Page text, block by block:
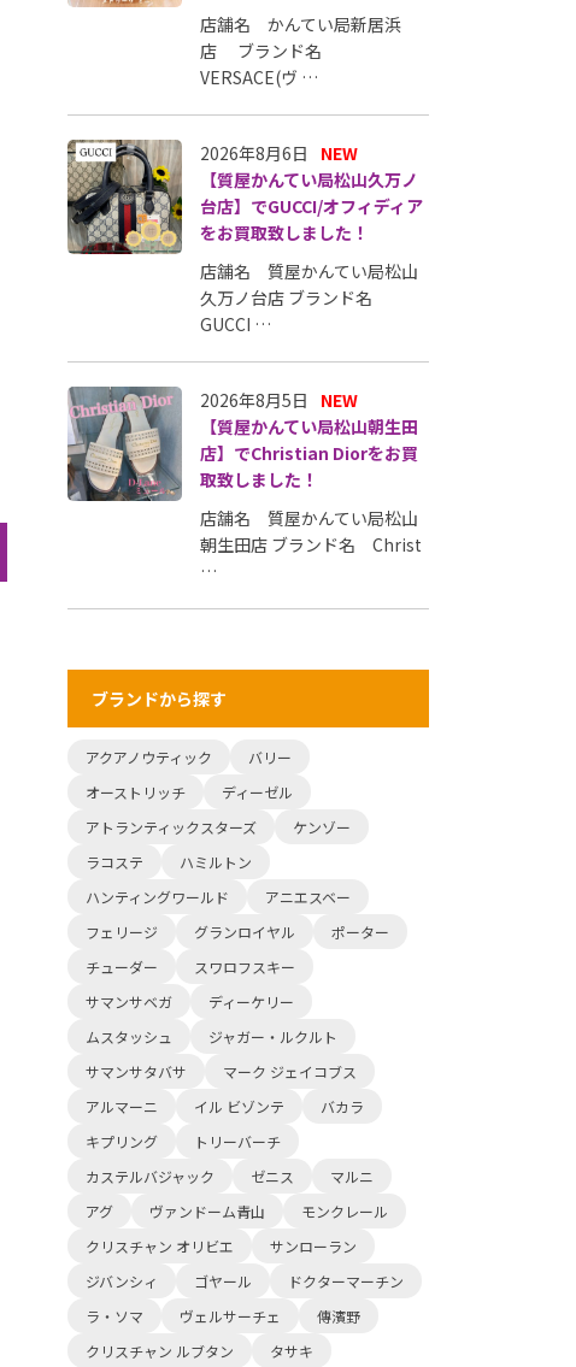
店舗名 かんてい局新居浜
店 ブランド名
VERSACE(ヴ …
2026年8月6日
NEW
【質屋かんてい局松山久万ノ
台店】でGUCCI/オフィディア
をお買取致しました！
店舗名 質屋かんてい局松山
久万ノ台店 ブランド名
GUCCI …
2026年8月5日
NEW
【質屋かんてい局松山朝生田
店】でChristian Diorをお買
取致しました！
店舗名 質屋かんてい局松山
朝生田店 ブランド名 Christ
…
ブランドから探す
アクアノウティック
バリー
オーストリッチ
ディーゼル
アトランティックスターズ
ケンゾー
ラコステ
ハミルトン
ハンティングワールド
アニエスベー
フェリージ
グランロイヤル
ポーター
チューダー
スワロフスキー
サマンサベガ
ディーケリー
ムスタッシュ
ジャガー・ルクルト
サマンサタバサ
マーク ジェイコブス
アルマーニ
イル ビゾンテ
バカラ
キプリング
トリーバーチ
カステルバジャック
ゼニス
マルニ
アグ
ヴァンドーム青山
モンクレール
クリスチャン オリビエ
サンローラン
ジバンシィ
ゴヤール
ドクターマーチン
ラ・ソマ
ヴェルサーチェ
傳濱野
クリスチャン ルブタン
タサキ